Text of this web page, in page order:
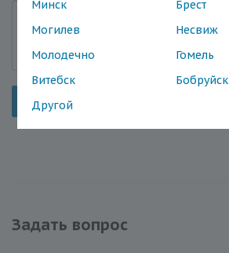
Минск
Брест
Могилев
Несвиж
Молодечно
Гомель
Витебск
Бобруйск
Другой
Отправить
Задать вопрос